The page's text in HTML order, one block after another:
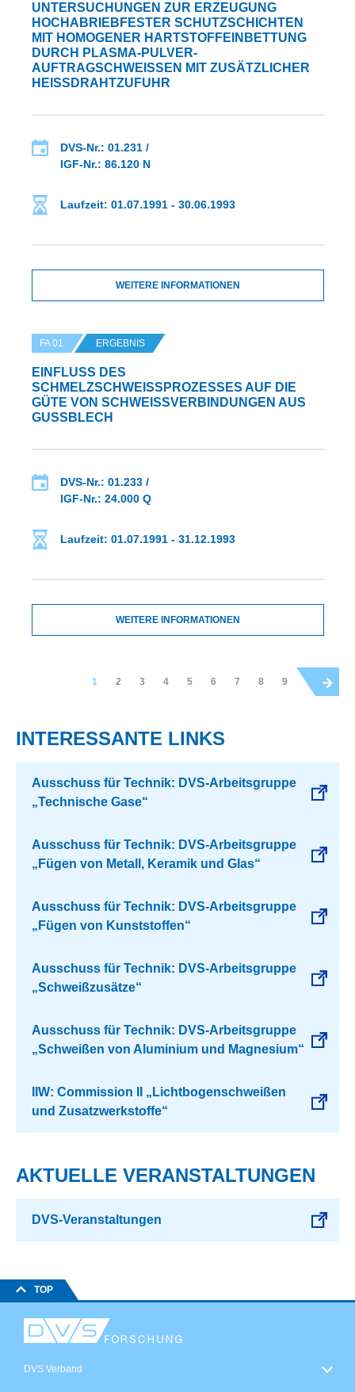
UNTERSUCHUNGEN ZUR ERZEUGUNG
HOCHABRIEBFESTER SCHUTZSCHICHTEN
MIT HOMOGENER HARTSTOFFEINBETTUNG
DURCH PLASMA-PULVER-
AUFTRAGSCHWEISSEN MIT ZUSÄTZLICHER H
EISSDRAHTZUFUHR
DVS-Nr.: 01.231 /
IGF-Nr.: 86.120 N
Laufzeit: 01.07.1991 - 30.06.1993
WEITERE INFORMATIONEN
FA 01 ERGEBNIS
EINFLUSS DES S
CHMELZSCHWEISSPROZESSES AUF DIE GÜ
TE VON SCHWEISSVERBINDUNGEN AUS GUSS
BLECH
DVS-Nr.: 01.233 /
IGF-Nr.: 24.000 Q
Laufzeit: 01.07.1991 - 31.12.1993
WEITERE INFORMATIONEN
1 2 3 4 5 6 7 8 9
INTERESSANTE LINKS
Ausschuss für Technik: DVS-Arbeitsgruppe
„Technische Gase“
Ausschuss für Technik: DVS-Arbeitsgruppe
„Fügen von Metall, Keramik und Glas“
Ausschuss für Technik: DVS-Arbeitsgruppe
„Fügen von Kunststoffen“
Ausschuss für Technik: DVS-Arbeitsgruppe
„Schweißzusätze“
Ausschuss für Technik: DVS-Arbeitsgruppe
„Schweißen von Aluminium und Magnesium“
IIW: Commission II „Lichtbogenschweißen
und Zusatzwerkstoffe“
AKTUELLE VERANSTALTUNGEN
DVS-Veranstaltungen
TOP
DVS Verband